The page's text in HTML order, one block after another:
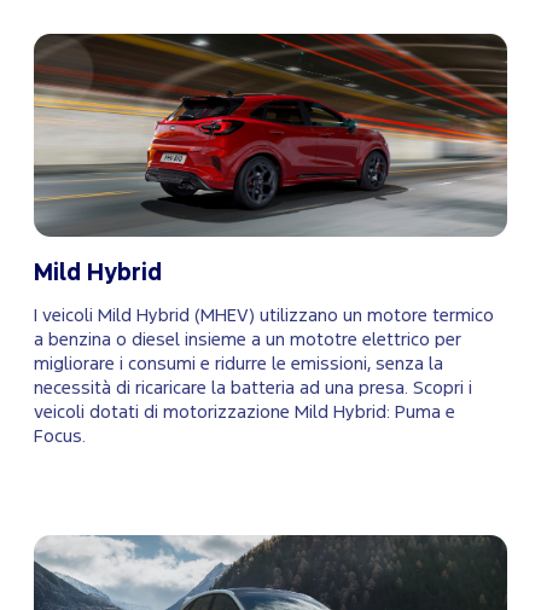
Mild Hybrid
I veicoli Mild Hybrid (MHEV) utilizzano un motore termico
a benzina o diesel insieme a un mototre elettrico per
migliorare i consumi e ridurre le emissioni, senza la
necessità di ricaricare la batteria ad una presa. Scopri i
veicoli dotati di motorizzazione Mild Hybrid: Puma e
Focus.